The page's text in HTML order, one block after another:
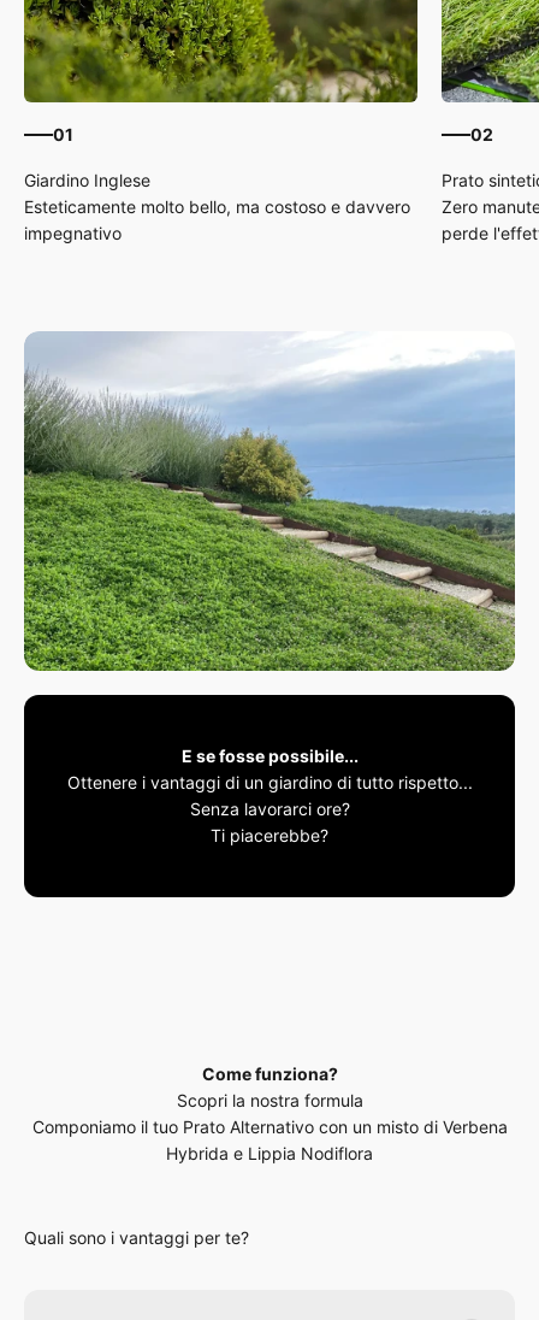
01
Esteticamente molto bello, ma costoso e davvero
impegnativo
02
Zero
perde
E se fosse possibile...
Ottenere i vantaggi di un giardino di tutto rispetto...
Senza lavorarci ore?
Ti piacerebbe?
Come funziona?
Scopri la nostra formula
Componiamo il tuo Prato Alternativo con un misto di Verbena
Hybrida e Lippia Nodiflora
Quali sono i vantaggi per te?